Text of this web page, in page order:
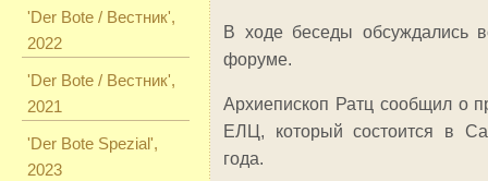
'Der Bote / Вестник',
2022
'Der Bote / Вестник',
2021
'Der Bote Spezial',
2023
В ходе беседы обсуждались
форуме.
Архиепископ Ратц сообщил о
ЕЛЦ, который состоится в
года.